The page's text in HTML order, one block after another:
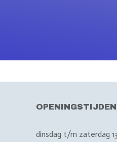
OPENINGSTIJDEN
dinsdag t/m zaterdag